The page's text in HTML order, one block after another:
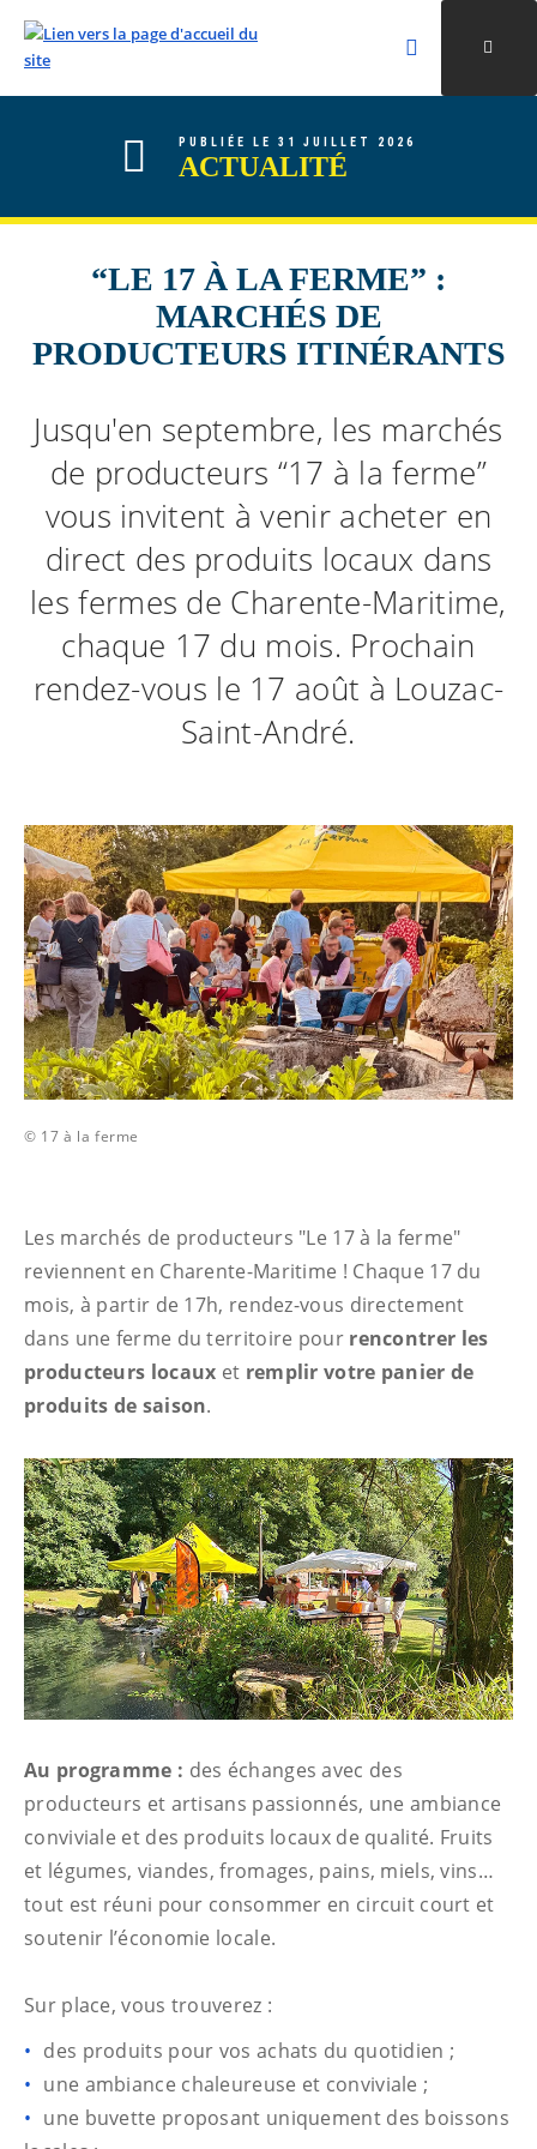
ALLER AU CONTENU
ALLER AU MENU
ALLER À LA RECHERCHE
Rechercher
Valider la
PUBLIÉE LE 31 JUILLET 2026
ACTUALITÉ
“LE 17 À LA FERME” :
MARCHÉS DE
PRODUCTEURS ITINÉRANTS
Jusqu'en septembre, les marchés
de producteurs “17 à la ferme”
vous invitent à venir acheter en
direct des produits locaux dans
les fermes de Charente-Maritime,
chaque 17 du mois. Prochain
rendez-vous le 17 août à Louzac-
Saint-André.
© 17 à la ferme
Les marchés de producteurs "Le 17 à la ferme"
reviennent en Charente-Maritime ! Chaque 17 du
mois, à partir de 17h, rendez-vous directement
dans une ferme du territoire pour rencontrer les
producteurs locaux et remplir votre panier de
produits de saison.
Au programme : des échanges avec des
producteurs et artisans passionnés, une ambiance
conviviale et des produits locaux de qualité. Fruits
et légumes, viandes, fromages, pains, miels, vins…
tout est réuni pour consommer en circuit court et
soutenir l’économie locale.
Sur place, vous trouverez :
des produits pour vos achats du quotidien ;
une ambiance chaleureuse et conviviale ;
une buvette proposant uniquement des boissons